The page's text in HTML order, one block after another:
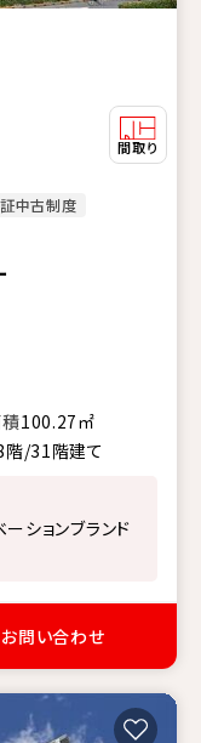
中古制度
100.27㎡
階/31階建て
ションブランド
お問い合わせ